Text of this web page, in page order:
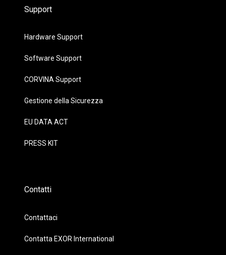
Support
Hardware Support
Software Support
CORVINA Support
Gestione della Sicurezza
EU DATA ACT
PRESS KIT
Contatti
Contattaci
Contatta EXOR International